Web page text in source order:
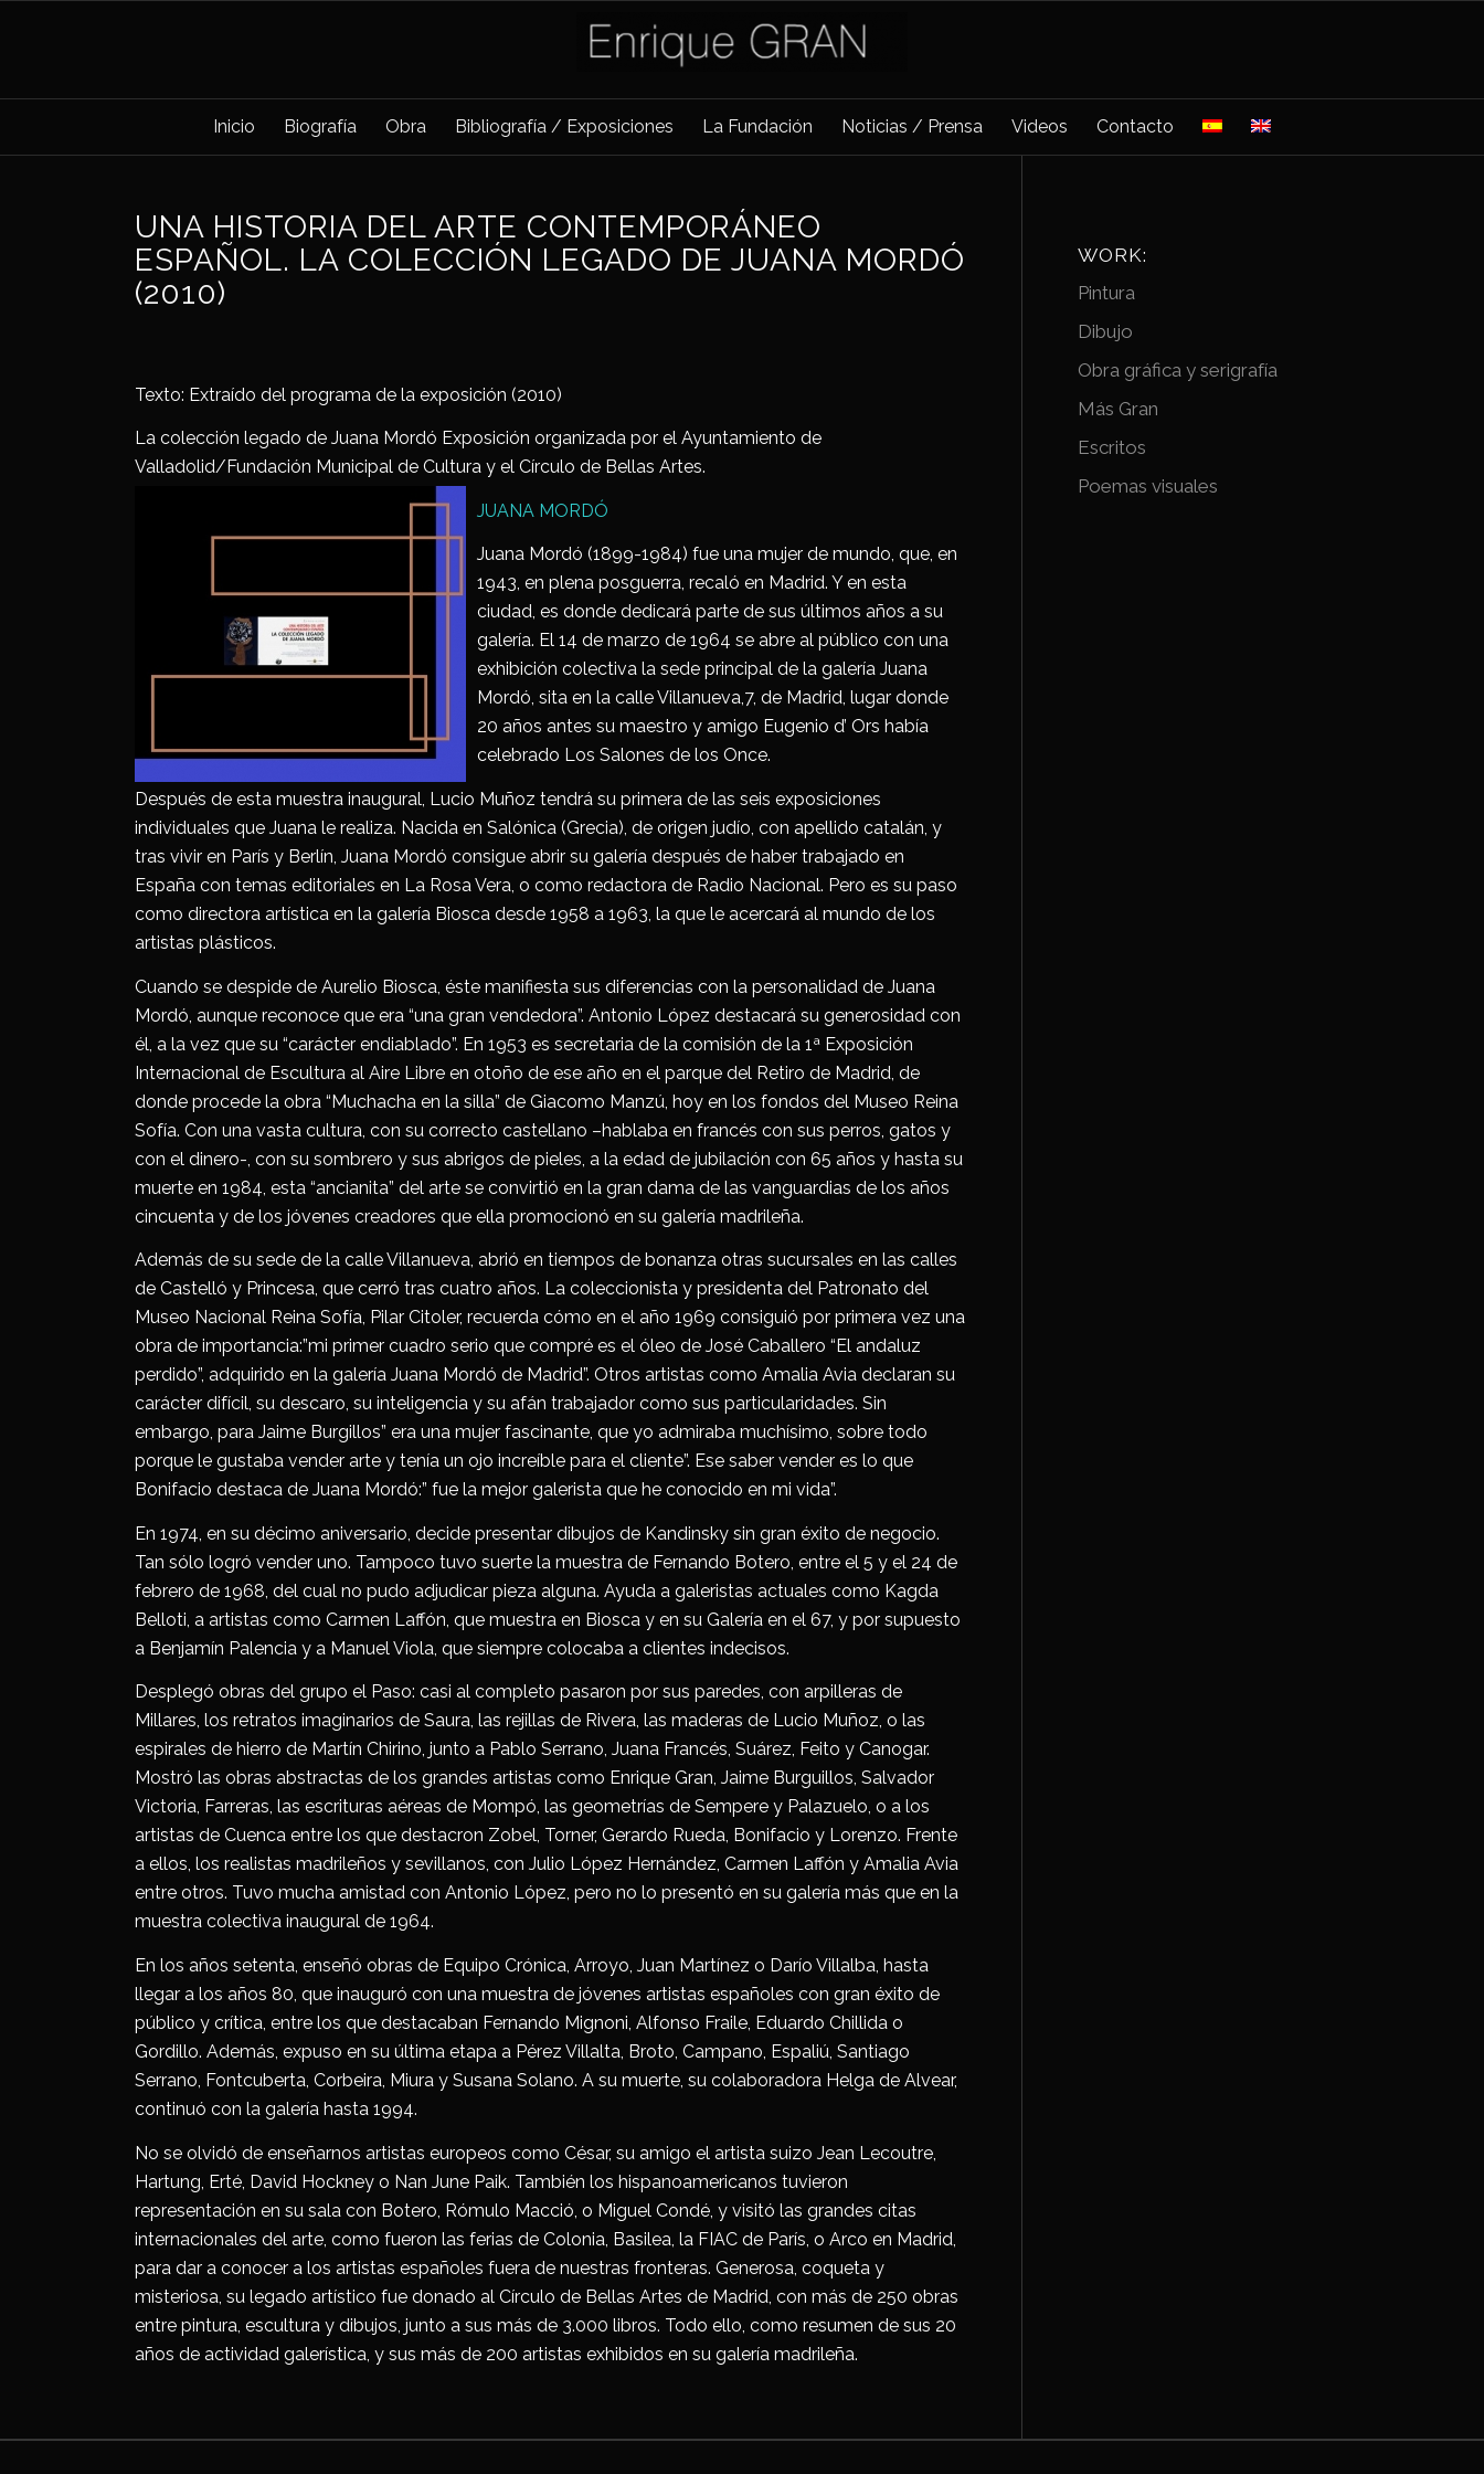
Inicio Biografía Obra Bibliografía / Exposiciones La Fundación Noticias / Prensa Videos Contacto
UNA HISTORIA DEL ARTE CONTEMPORÁNEO
ESPAÑOL. LA COLECCIÓN LEGADO DE JUANA MORDÓ
(2010)
Texto: Extraído del programa de la exposición (2010)
La colección legado de Juana Mordó Exposición organizada por el Ayuntamiento de
Valladolid/Fundación Municipal de Cultura y el Círculo de Bellas Artes.
JUANA MORDÓ
Juana Mordó (1899-1984) fue una mujer de mundo, que, en
1943, en plena posguerra, recaló en Madrid. Y en esta
ciudad, es donde dedicará parte de sus últimos años a su
galería. El 14 de marzo de 1964 se abre al público con una
exhibición colectiva la sede principal de la galería Juana
Mordó, sita en la calle Villanueva,7, de Madrid, lugar donde
20 años antes su maestro y amigo Eugenio d’ Ors había
celebrado Los Salones de los Once.
Después de esta muestra inaugural, Lucio Muñoz tendrá su primera de las seis exposiciones
individuales que Juana le realiza. Nacida en Salónica (Grecia), de origen judío, con apellido catalán, y
tras vivir en París y Berlín, Juana Mordó consigue abrir su galería después de haber trabajado en
España con temas editoriales en La Rosa Vera, o como redactora de Radio Nacional. Pero es su paso
como directora artística en la galería Biosca desde 1958 a 1963, la que le acercará al mundo de los
artistas plásticos.
Cuando se despide de Aurelio Biosca, éste manifiesta sus diferencias con la personalidad de Juana
Mordó, aunque reconoce que era “una gran vendedora”. Antonio López destacará su generosidad con
él, a la vez que su “carácter endiablado”. En 1953 es secretaria de la comisión de la 1ª Exposición
Internacional de Escultura al Aire Libre en otoño de ese año en el parque del Retiro de Madrid, de
donde procede la obra “Muchacha en la silla” de Giacomo Manzú, hoy en los fondos del Museo Reina
Sofía. Con una vasta cultura, con su correcto castellano –hablaba en francés con sus perros, gatos y
con el dinero-, con su sombrero y sus abrigos de pieles, a la edad de jubilación con 65 años y hasta su
muerte en 1984, esta “ancianita” del arte se convirtió en la gran dama de las vanguardias de los años
cincuenta y de los jóvenes creadores que ella promocionó en su galería madrileña.
Además de su sede de la calle Villanueva, abrió en tiempos de bonanza otras sucursales en las calles
de Castelló y Princesa, que cerró tras cuatro años. La coleccionista y presidenta del Patronato del
Museo Nacional Reina Sofía, Pilar Citoler, recuerda cómo en el año 1969 consiguió por primera vez una
obra de importancia:”mi primer cuadro serio que compré es el óleo de José Caballero “El andaluz
perdido”, adquirido en la galería Juana Mordó de Madrid”. Otros artistas como Amalia Avia declaran su
carácter difícil, su descaro, su inteligencia y su afán trabajador como sus particularidades. Sin
embargo, para Jaime Burgillos” era una mujer fascinante, que yo admiraba muchísimo, sobre todo
porque le gustaba vender arte y tenía un ojo increíble para el cliente”. Ese saber vender es lo que
Bonifacio destaca de Juana Mordó:” fue la mejor galerista que he conocido en mi vida”.
En 1974, en su décimo aniversario, decide presentar dibujos de Kandinsky sin gran éxito de negocio.
Tan sólo logró vender uno. Tampoco tuvo suerte la muestra de Fernando Botero, entre el 5 y el 24 de
febrero de 1968, del cual no pudo adjudicar pieza alguna. Ayuda a galeristas actuales como Kagda
Belloti, a artistas como Carmen Laffón, que muestra en Biosca y en su Galería en el 67, y por supuesto
a Benjamín Palencia y a Manuel Viola, que siempre colocaba a clientes indecisos.
Desplegó obras del grupo el Paso: casi al completo pasaron por sus paredes, con arpilleras de
Millares, los retratos imaginarios de Saura, las rejillas de Rivera, las maderas de Lucio Muñoz, o las
espirales de hierro de Martín Chirino, junto a Pablo Serrano, Juana Francés, Suárez, Feito y Canogar.
Mostró las obras abstractas de los grandes artistas como Enrique Gran, Jaime Burguillos, Salvador
Victoria, Farreras, las escrituras aéreas de Mompó, las geometrías de Sempere y Palazuelo, o a los
artistas de Cuenca entre los que destacron Zobel, Torner, Gerardo Rueda, Bonifacio y Lorenzo. Frente
a ellos, los realistas madrileños y sevillanos, con Julio López Hernández, Carmen Laffón y Amalia Avia
entre otros. Tuvo mucha amistad con Antonio López, pero no lo presentó en su galería más que en la
muestra colectiva inaugural de 1964.
En los años setenta, enseñó obras de Equipo Crónica, Arroyo, Juan Martínez o Darío Villalba, hasta
llegar a los años 80, que inauguró con una muestra de jóvenes artistas españoles con gran éxito de
público y crítica, entre los que destacaban Fernando Mignoni, Alfonso Fraile, Eduardo Chillida o
Gordillo. Además, expuso en su última etapa a Pérez Villalta, Broto, Campano, Espaliú, Santiago
Serrano, Fontcuberta, Corbeira, Miura y Susana Solano. A su muerte, su colaboradora Helga de Alvear,
continuó con la galería hasta 1994.
No se olvidó de enseñarnos artistas europeos como César, su amigo el artista suizo Jean Lecoutre,
Hartung, Erté, David Hockney o Nan June Paik. También los hispanoamericanos tuvieron
representación en su sala con Botero, Rómulo Macció, o Miguel Condé, y visitó las grandes citas
internacionales del arte, como fueron las ferias de Colonia, Basilea, la FIAC de París, o Arco en Madrid,
para dar a conocer a los artistas españoles fuera de nuestras fronteras. Generosa, coqueta y
misteriosa, su legado artístico fue donado al Círculo de Bellas Artes de Madrid, con más de 250 obras
entre pintura, escultura y dibujos, junto a sus más de 3.000 libros. Todo ello, como resumen de sus 20
años de actividad galerística, y sus más de 200 artistas exhibidos en su galería madrileña.
WORK:
Pintura
Dibujo
Obra gráfica y serigrafía
Más Gran
Escritos
Poemas visuales